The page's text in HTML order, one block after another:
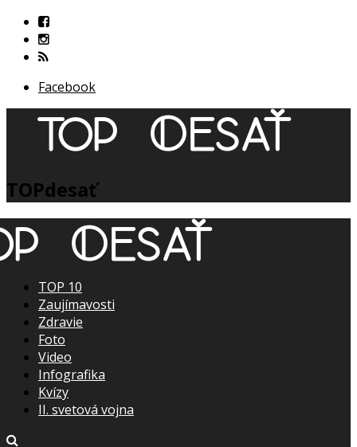
Facebook
TOPdesať
TOP 10
Zaujímavosti
Zdravie
Foto
Video
Infografika
Kvízy
II. svetová vojna